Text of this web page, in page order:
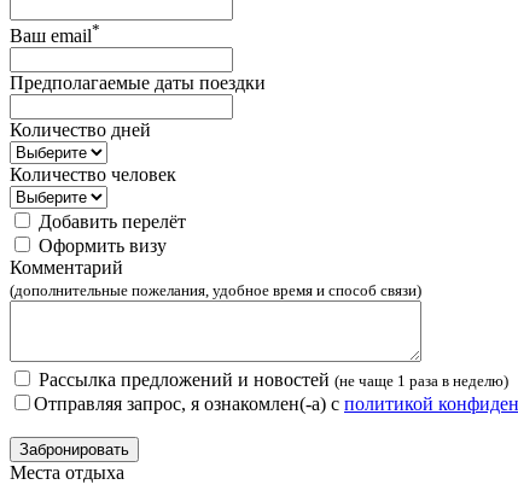
Ваш email*
Предполагаемые даты поездки
Количество дней
Количество человек
Добавить перелёт
Оформить визу
Комментарий
(дополнительные пожелания, удобное время и способ связи)
Рассылка предложений и новостей (не чаще 1 раза в неделю)
Отправляя запрос, я ознакомлен(-а) с политикой
Места отдыха